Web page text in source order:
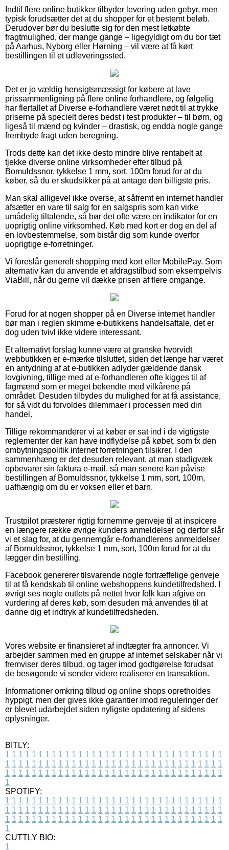
Indtil flere online butikker tilbyder levering uden gebyr, men
typisk forudsætter det at du shopper for et bestemt beløb.
Derudover bør du beslutte sig for den mest letkøbte
fragtmulighed, der mange gange – ligegyldigt om du bor tæt
på Aarhus, Nyborg eller Hørning – vil være at få kørt
bestillingen til et udleveringssted.
Det er jo vældig hensigtsmæssigt for købere at lave
prissammenligning på flere online forhandlere, og følgelig
har flertallet af Diverse e-forhandlere været nødt til at trykke
priserne på specielt deres bedst i test produkter – til børn, og
ligeså til mænd og kvinder – drastisk, og endda nogle gange
frembyde fragt uden beregning.
Trods dette kan det ikke desto mindre blive rentabelt at
tjekke diverse online virksomheder efter tilbud på
Bomuldssnor, tykkelse 1 mm, sort, 100m forud for at du
køber, så du er skudsikker på at antage den billigste pris.
Man skal alligevel ikke overse, at såfremt en internet handler
afsætter en vare til salg for en salgspris som kan virke
umådelig tiltalende, så bør det ofte være en indikator for en
uoprigtig online virksomhed. Køb med kort er dog en del af
en lovbestemmelse, som bistår dig som kunde overfor
uoprigtige e-forretninger.
Vi foreslår generelt shopping med kort eller MobilePay. Som
alternativ kan du anvende et afdragstilbud som eksempelvis
ViaBill, når du gerne vil dække prisen af flere omgange.
Forud for at nogen shopper på en Diverse internet handler
bør man i reglen skimme e-butikkens handelsaftale, det er
dog uden tvivl ikke videre interessant.
Et alternativt forslag kunne være at granske hvorvidt
webbutikken er e-mærke tilsluttet, siden det længe har været
en antydning af at e-butikken adlyder gældende dansk
lovgivning, tillige med at e-forhandleren ofte kigges til af
fagmænd som er meget bekendte med vilkårene på
området. Desuden tilbydes du mulighed for at få assistance,
for så vidt du forvoldes dilemmaer i processen med din
handel.
Tillige rekommanderer vi at køber er sat ind i de vigtigste
reglementer der kan have indflydelse på købet, som fx den
ombytningspolitik internet forretningen tilsikrer. I den
sammenhæng er det desuden relevant, at man stadigvæk
opbevarer sin faktura e-mail, så man senere kan påvise
bestillingen af Bomuldssnor, tykkelse 1 mm, sort, 100m,
uafhængig om du er voksen eller et barn.
Trustpilot præsterer rigtig fornemme genveje til at inspicere
en længere række øvrige kunders anmeldelser og derfor slår
vi et slag for, at du gennemgår e-forhandlerens anmeldelser
af Bomuldssnor, tykkelse 1 mm, sort, 100m forud for at du
lægger din bestilling.
Facebook genererer tilsvarende nogle fortræffelige genveje
til at få kendskab til online webshoppens kundetilfredshed. I
øvrigt ses nogle outlets på nettet hvor folk kan afgive en
vurdering af deres køb, som desuden må anvendes til at
danne dig et indtryk af kundetilfredsheden.
Vores website er finansieret af indtægter fra annoncer. Vi
arbejder sammen med en gruppe af internet selskaber når vi
fremviser deres tilbud, og tager imod godtgørelse forudsat
de besøgende vi sender videre realiserer en transaktion.
Informationer omkring tilbud og online shops opretholdes
hyppigt, men der gives ikke garantier imod reguleringer der
er blevet udarbejdet siden nyligste opdatering af sidens
oplysninger.
BITLY:
1 1 1 1 1 1 1 1 1 1 1 1 1 1 1 1 1 1 1 1 1 1 1 1 1 1 1 1 1 1 1 1 1
1 1 1 1 1 1 1 1 1 1 1 1 1 1 1 1 1 1 1 1 1 1 1 1 1 1 1 1 1 1 1 1 1
1 1 1 1 1 1 1 1 1 1 1 1 1 1 1 1 1 1 1 1 1 1 1 1 1 1 1 1 1 1 1 1 1
1
SPOTIFY:
1 1 1 1 1 1 1 1 1 1 1 1 1 1 1 1 1 1 1 1 1 1 1 1 1 1 1 1 1 1 1 1 1
1 1 1 1 1 1 1 1 1 1 1 1 1 1 1 1 1 1 1 1 1 1 1 1 1 1 1 1 1 1 1 1 1
1 1 1 1 1 1 1 1 1 1 1 1 1 1 1 1 1 1 1 1 1 1 1 1 1 1 1 1 1 1 1 1 1
1
CUTTLY BIO:
1